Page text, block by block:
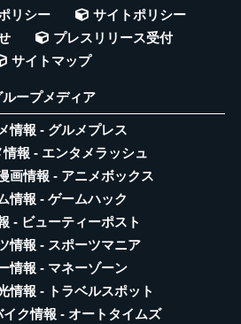
リシー
サイトポリシー
プレスリリース受付
サイトマップ
ループメディア
情報 - グルメプレス
情報 - エンタメラッシュ
画情報 - アニメボックス
情報 - ゲームハック
- ビューティーポスト
情報 - スポーツマニア
情報 - マネーゾーン
情報 - トラベルスポット
イク情報 - オートタイムズ